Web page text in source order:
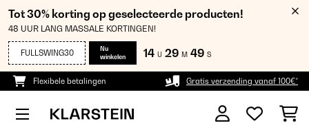
Tot 30% korting op geselecteerde producten!
48 UUR LANG MASSALE KORTINGEN!
FULLSWING30
Nu
winkelen
14 U 29 M 49 S
Flexibele betalingen Gratis verzending vanaf 100€*